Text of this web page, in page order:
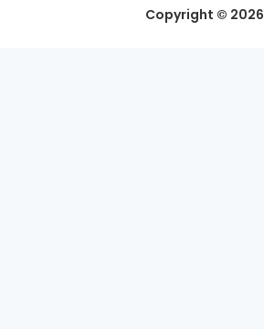
Copyright © 2026